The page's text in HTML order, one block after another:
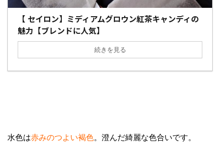
【 セイロン】ミディアムグロウン紅茶キャンディの
魅力【ブレンドに人気】
続きを見る
水色は赤みのつよい褐色。澄んだ綺麗な色合いです。